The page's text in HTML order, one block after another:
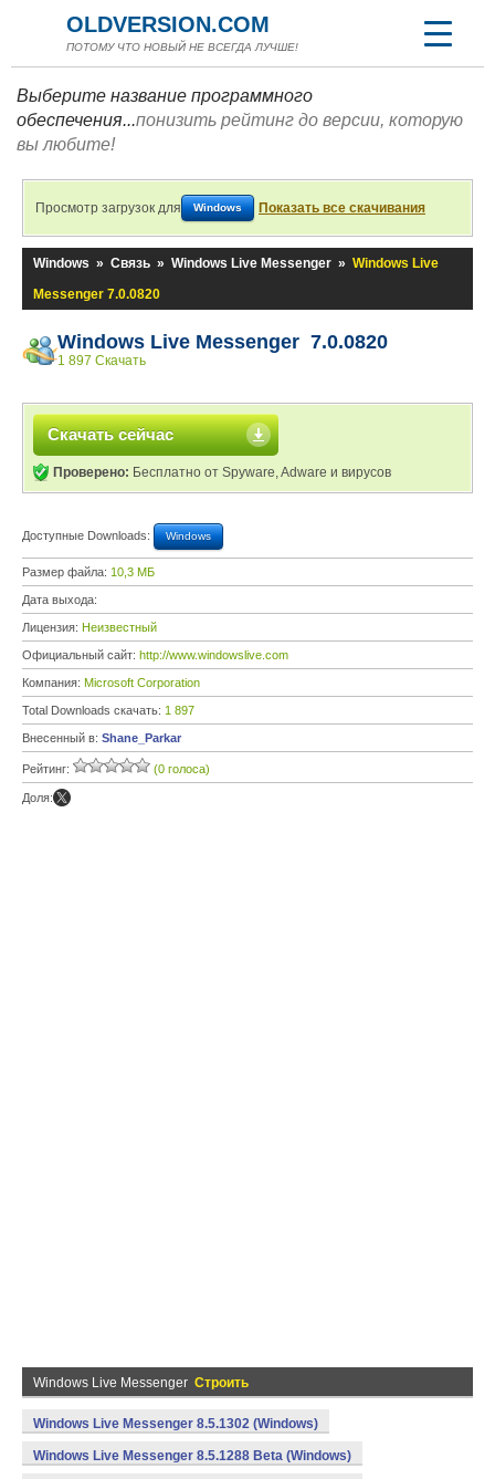
OLDVERSION.COM
ПОТОМУ ЧТО НОВЫЙ НЕ ВСЕГДА ЛУЧШЕ!
Выберите название программного
обеспечения...понизить рейтинг до версии, которую
вы любите!
Просмотр загрузок для Windows Показать все скачивания
Windows » Связь » Windows Live Messenger » Windows Live
Messenger 7.0.0820
Windows Live Messenger 7.0.0820
1 897 Скачать
Скачать сейчас
Проверено: Бесплатно от Spyware, Adware и вирусов
Доступные Downloads: Windows
Размер файла: 10,3 МБ
Дата выхода:
Лицензия: Неизвестный
Официальный сайт: http://www.windowslive.com
Компания: Microsoft Corporation
Total Downloads скачать: 1 897
Внесенный в: Shane_Parkar
Рейтинг: (0 голоса)
Доля:
Windows Live Messenger Строить
Windows Live Messenger 8.5.1302 (Windows)
Windows Live Messenger 8.5.1288 Beta (Windows)